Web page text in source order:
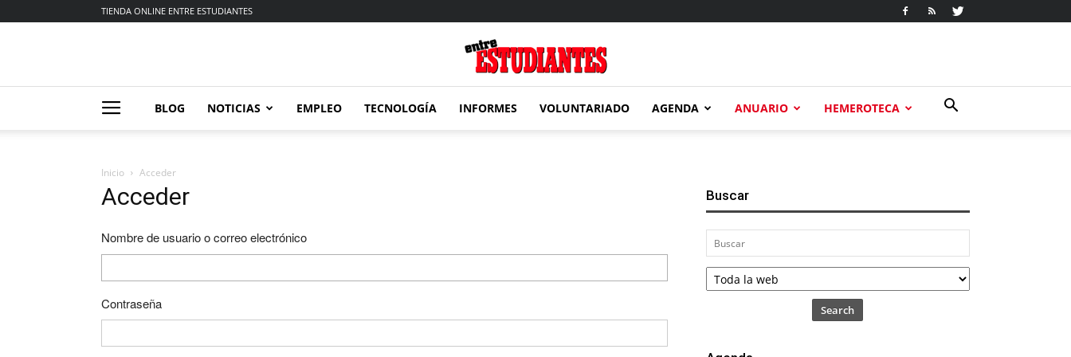
TIENDA ONLINE ENTRE ESTUDIANTES
BLOG NOTICIAS EMPLEO TECNOLOGÍA INFORMES VOLUNTARIADO AGENDA ANUARIO HEMEROTECA
Inicio Acceder
Acceder
Nombre de usuario o correo electrónico
Contraseña
Buscar
Search